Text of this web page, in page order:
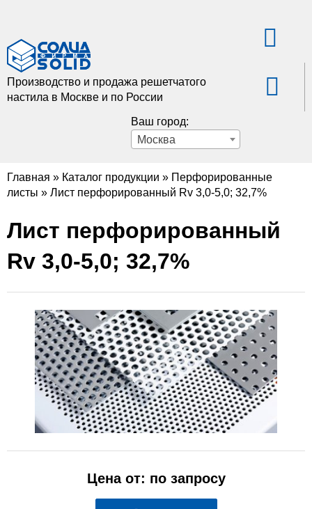
Производство и продажа решетчатого
настила в Москве и по России
Ваш город:
Москва
Главная » Каталог продукции » Перфорированные
листы » Лист перфорированный Rv 3,0-5,0; 32,7%
Лист перфорированный
Rv 3,0-5,0; 32,7%
Цена от: по запросу